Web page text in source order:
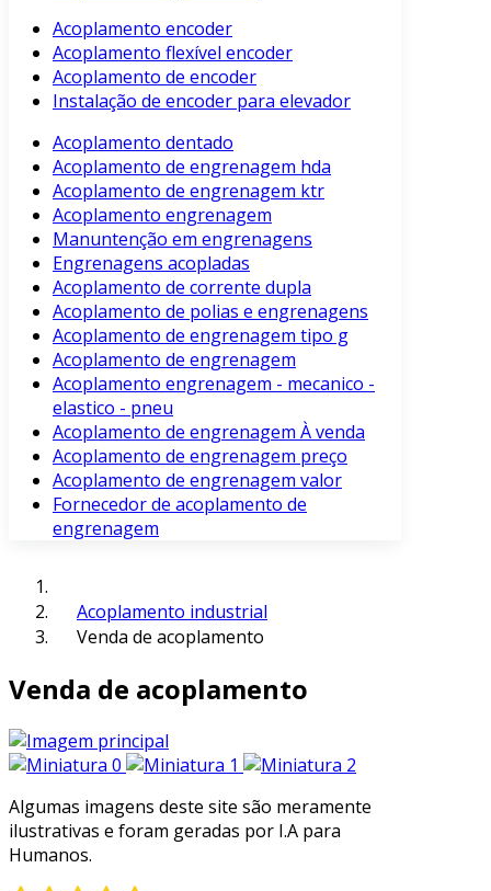
Acoplamento encoder
Acoplamento flexível encoder
Acoplamento de encoder
Instalação de encoder para elevador
Acoplamento dentado
Acoplamento de engrenagem hda
Acoplamento de engrenagem ktr
Acoplamento engrenagem
Manuntenção em engrenagens
Engrenagens acopladas
Acoplamento de corrente dupla
Acoplamento de polias e engrenagens
Acoplamento de engrenagem tipo g
Acoplamento de engrenagem
Acoplamento engrenagem - mecanico -
elastico - pneu
Acoplamento de engrenagem À venda
Acoplamento de engrenagem preço
Acoplamento de engrenagem valor
Fornecedor de acoplamento de
engrenagem
Acoplamento industrial
Venda de acoplamento
Venda de acoplamento
Algumas imagens deste site são meramente
ilustrativas e foram geradas por I.A para
Humanos.